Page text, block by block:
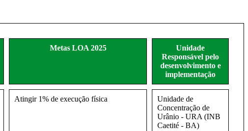
Metas LOA 2025
Unidade
Responsável pelo
desenvolvimento e
implementação
Atingir 1% de execução física
Unidade de
Concentração de
Urânio - URA (INB
Caetité - BA)